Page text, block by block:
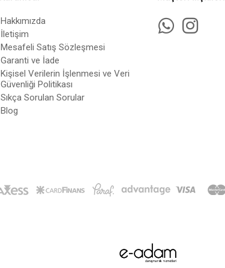
Hakkımızda
İletişim
Mesafeli Satış Sözleşmesi
Garanti ve İade
Kişisel Verilerin İşlenmesi ve Veri
Güvenliği Politikası
Sıkça Sorulan Sorular
Blog